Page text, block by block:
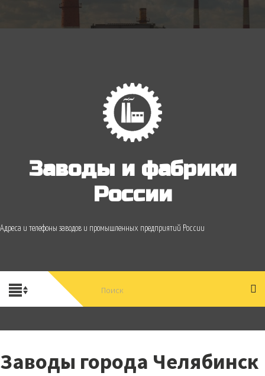
Заводы и фабрики
России
Адреса и телефоны заводов и промышленных предприятий России
Заводы города Челябинск